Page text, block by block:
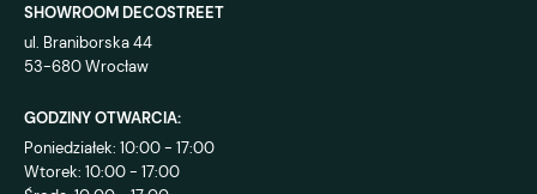
SHOWROOM DECOSTREET
ul. Braniborska 44
53-680 Wrocław
GODZINY OTWARCIA:
Poniedziałek: 10:00 - 17:00
Wtorek: 10:00 - 17:00